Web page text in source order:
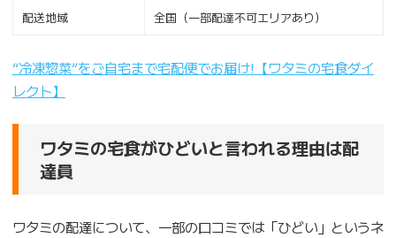
配送地域 全国（一部配達不可エリアあり）
“冷凍惣菜”をご自宅まで宅配便でお届け!【ワタミの宅食ダイ
レクト】
ワタミの宅食がひどいと言われる理由は配
達員
ワタミの配達について、一部の口コミでは「ひどい」というネ